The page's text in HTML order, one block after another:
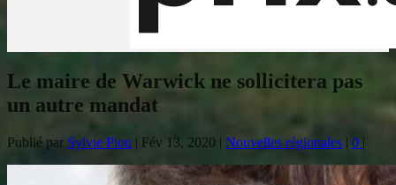
Le maire de Warwick ne sollicitera pas
un autre mandat
Publié par Sylvie Pion | Fév 13, 2020 | Nouvelles régionales | 0 |